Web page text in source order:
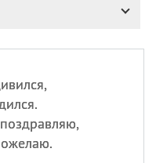
Романа и Давида
мучеников
Национальный день
маяка